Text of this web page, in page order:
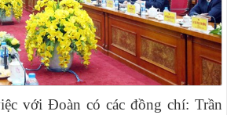
với Đoàn có các đồng chí: Trần